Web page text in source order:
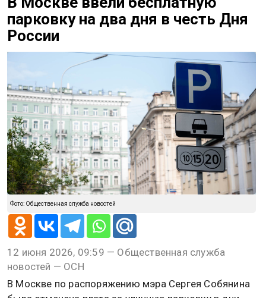
парковку на два дня в честь Дня
России
Фото: Общественная служба новостей
12 июня 2026, 09:59 — Общественная служба
новостей — ОСН
В Москве по распоряжению мэра Сергея Собянина